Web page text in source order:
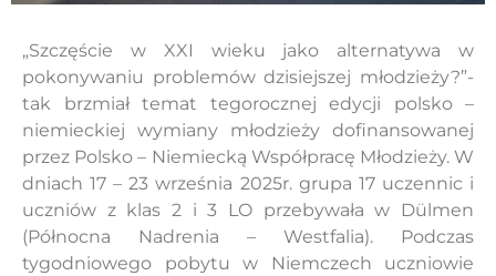
„Szczęście w XXI wieku jako alternatywa w
pokonywaniu problemów dzisiejszej młodzieży?”-
tak brzmiał temat tegorocznej edycji polsko –
niemieckiej wymiany młodzieży dofinansowanej
przez Polsko – Niemiecką Współpracę Młodzieży. W
dniach 17 – 23 września 2025r. grupa 17 uczennic i
uczniów z klas 2 i 3 LO przebywała w Dülmen
(Północna Nadrenia – Westfalia). Podczas
tygodniowego pobytu w Niemczech uczniowie